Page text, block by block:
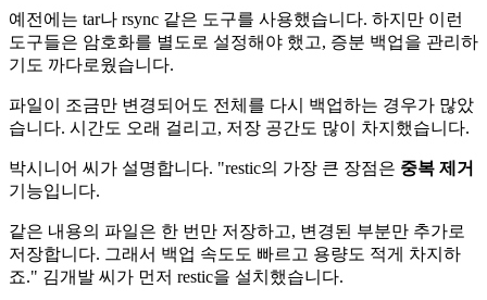
예전에는 tar나 rsync 같은 도구를 사용했습니다. 하지만 이런
도구들은 암호화를 별도로 설정해야 했고, 증분 백업을 관리하
기도 까다로웠습니다.
파일이 조금만 변경되어도 전체를 다시 백업하는 경우가 많았
습니다. 시간도 오래 걸리고, 저장 공간도 많이 차지했습니다.
박시니어 씨가 설명합니다. "restic의 가장 큰 장점은 중복 제거
기능입니다.
같은 내용의 파일은 한 번만 저장하고, 변경된 부분만 추가로
저장합니다. 그래서 백업 속도도 빠르고 용량도 적게 차지하
죠." 김개발 씨가 먼저 restic을 설치했습니다.